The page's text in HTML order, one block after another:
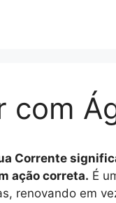
com
Corrente
ação correta. É
renovando em